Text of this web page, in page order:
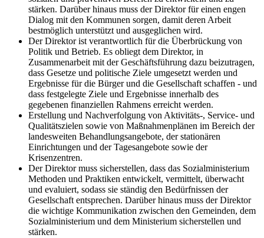
stärken. Darüber hinaus muss der Direktor für einen engen
Dialog mit den Kommunen sorgen, damit deren Arbeit
bestmöglich unterstützt und ausgeglichen wird.
Der Direktor ist verantwortlich für die Überbrückung von
Politik und Betrieb. Es obliegt dem Direktor, in
Zusammenarbeit mit der Geschäftsführung dazu beizutragen,
dass Gesetze und politische Ziele umgesetzt werden und
Ergebnisse für die Bürger und die Gesellschaft schaffen - und
dass festgelegte Ziele und Ergebnisse innerhalb des
gegebenen finanziellen Rahmens erreicht werden.
Erstellung und Nachverfolgung von Aktivitäts-, Service- und
Qualitätszielen sowie von Maßnahmenplänen im Bereich der
landesweiten Behandlungsangebote, der stationären
Einrichtungen und der Tagesangebote sowie der
Krisenzentren.
Der Direktor muss sicherstellen, dass das Sozialministerium
Methoden und Praktiken entwickelt, vermittelt, überwacht
und evaluiert, sodass sie ständig den Bedürfnissen der
Gesellschaft entsprechen. Darüber hinaus muss der Direktor
die wichtige Kommunikation zwischen den Gemeinden, dem
Sozialministerium und dem Ministerium sicherstellen und
stärken.